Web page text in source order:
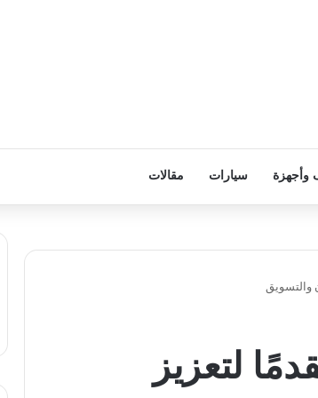
وأجهزة سيارات مقالات
والتسويق
لتعزيز